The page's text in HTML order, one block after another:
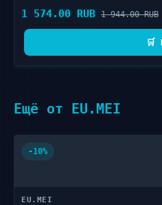
1 574.00 RUB 1 944.00 RUB
🛒
Ещё от EU.MEI
-10%
EU.MEI